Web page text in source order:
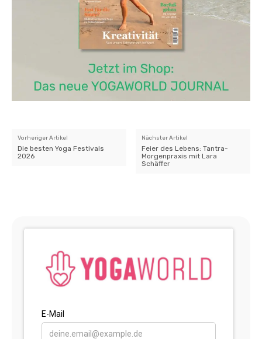
Vorheriger Artikel
Die besten Yoga Festivals
2026
Nächster Artikel
Feier des Lebens: Tantra-
Morgenpraxis mit Lara
Schäffer